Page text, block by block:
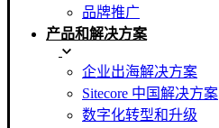
品牌推广
产品和解决方案
企业出海解决方案
Sitecore 中国解决方案
数字化转型和升级